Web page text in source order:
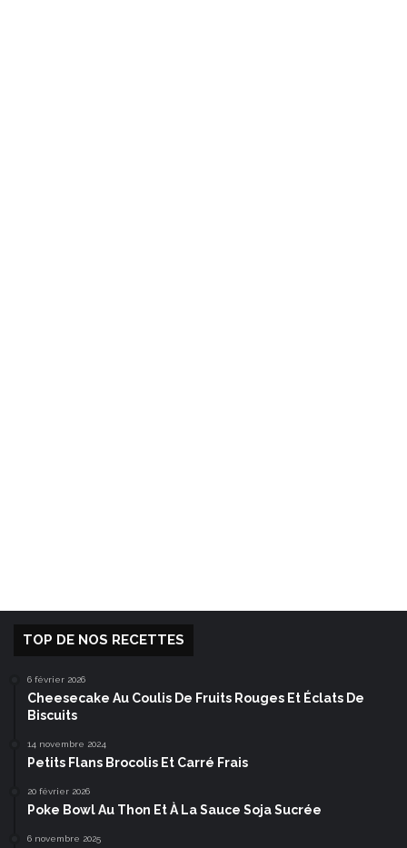
TOP DE NOS RECETTES
6 février 2026
Cheesecake Au Coulis De Fruits Rouges Et Éclats De
Biscuits
14 novembre 2024
Petits Flans Brocolis Et Carré Frais
20 février 2026
Poke Bowl Au Thon Et À La Sauce Soja Sucrée
6 novembre 2025